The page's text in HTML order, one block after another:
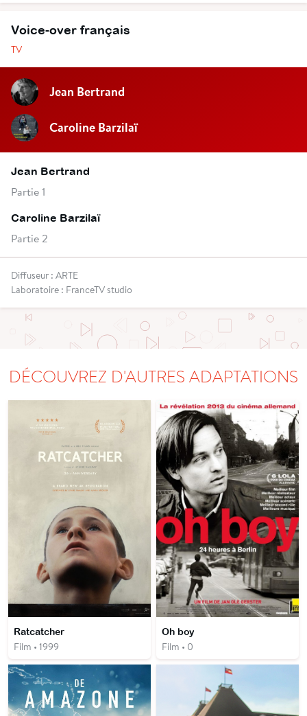
Voice-over français
TV
Jean Bertrand
Caroline Barzilaï
Jean Bertrand
Partie 1
Caroline Barzilaï
Partie 2
Diffuseur : ARTE
Laboratoire : FranceTV studio
DÉCOUVREZ D'AUTRES ADAPTATIONS
Ratcatcher
Film • 1999
Oh boy
Film • 0